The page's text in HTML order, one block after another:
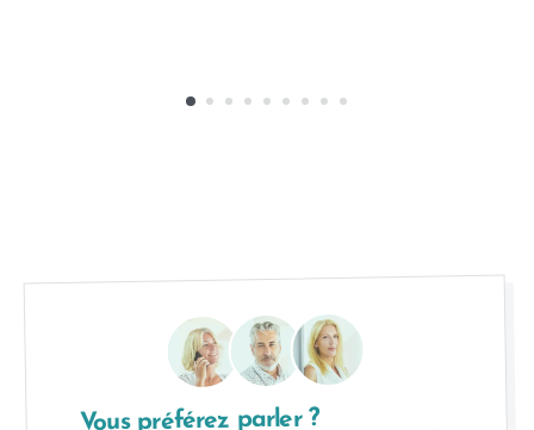
Vous préférez parler ?